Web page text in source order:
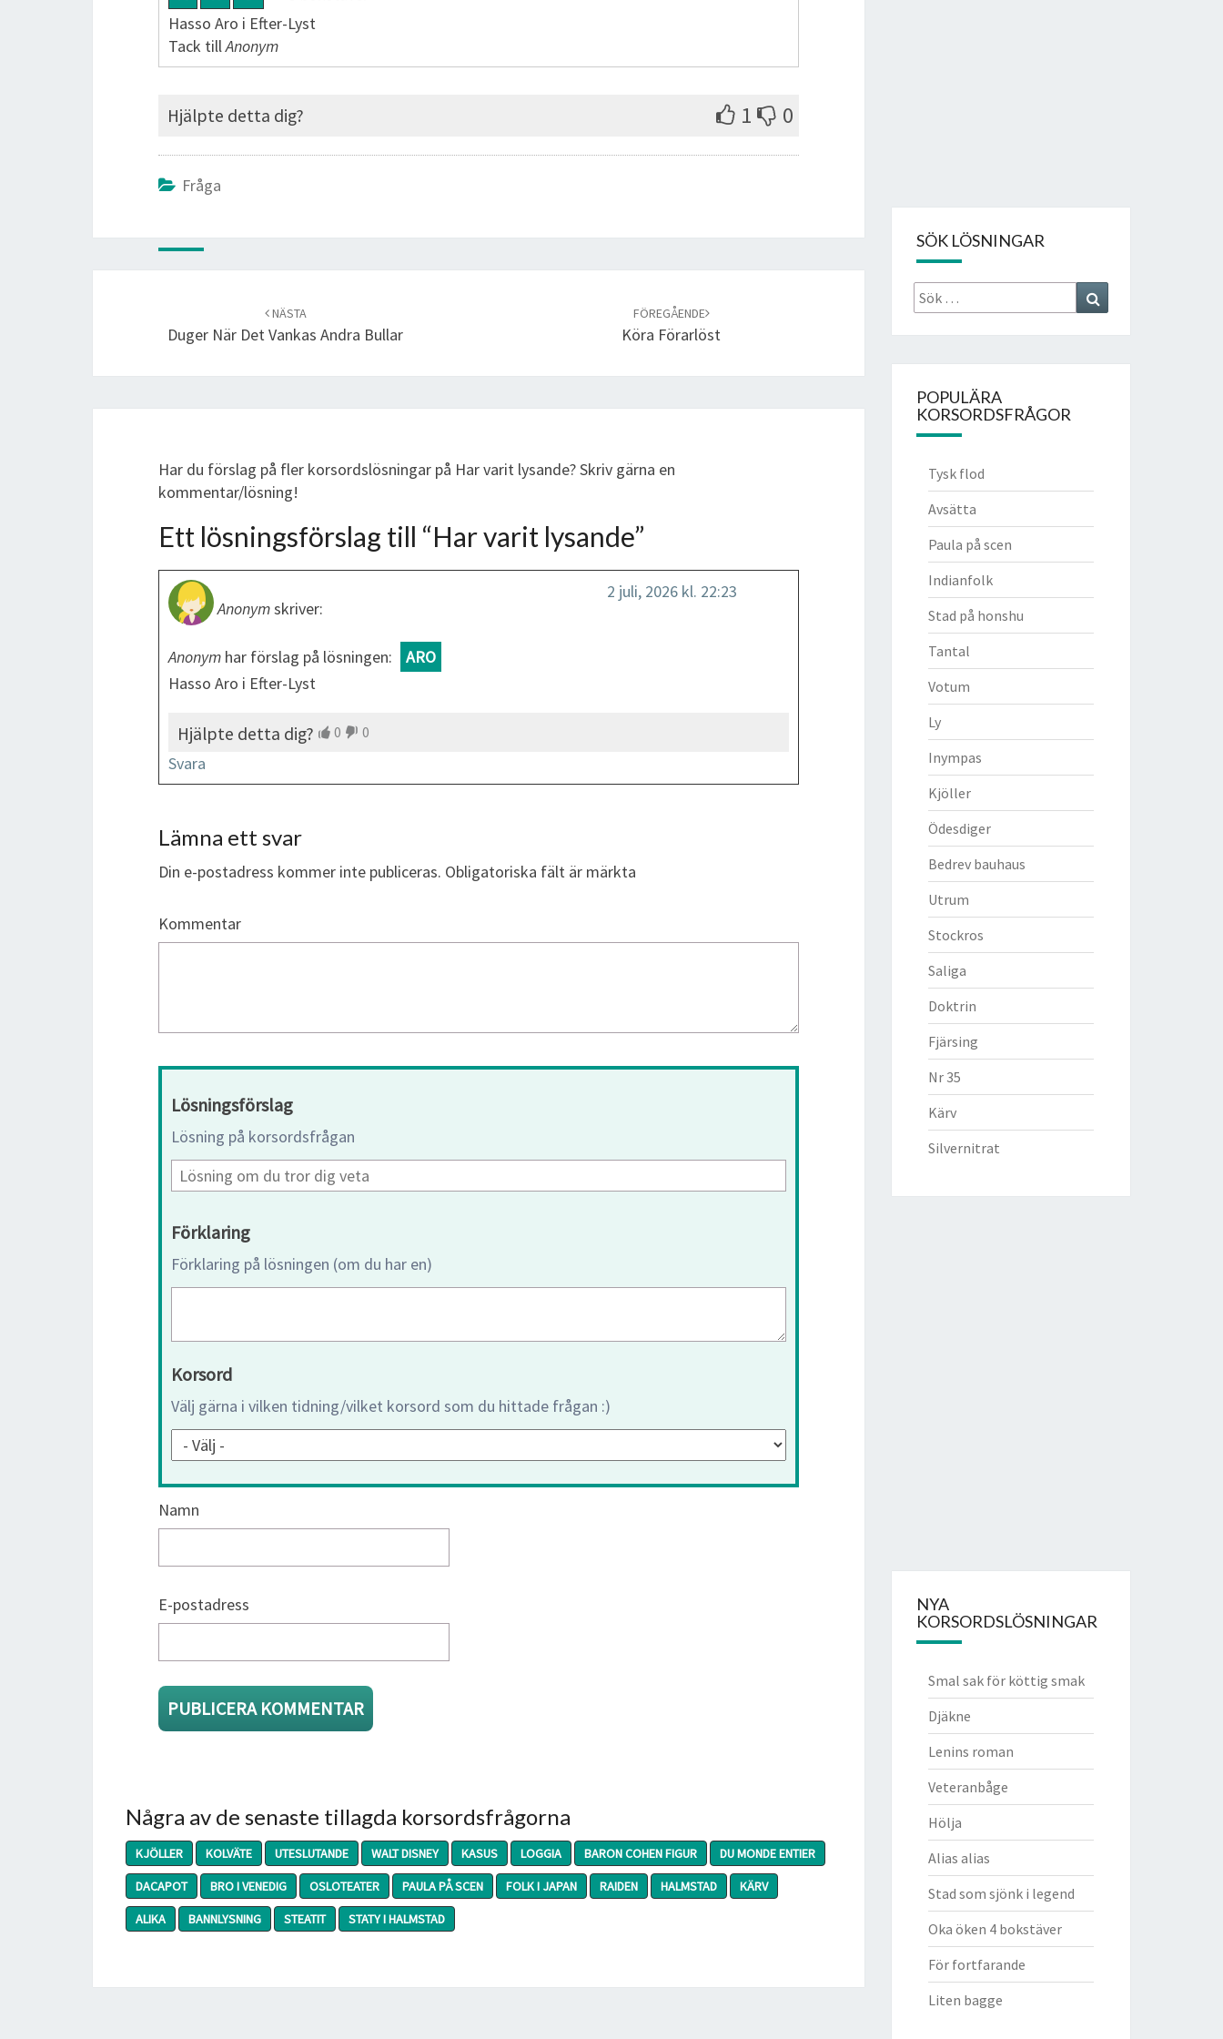
Hasso Aro i Efter-Lyst
Tack tillAnonym
Hjälpte detta dig? 1 0
Fråga
NÄSTA
Duger När Det Vankas Andra Bullar
FÖREGÅENDE
Köra Förarlöst
Har du förslag på fler korsordslösningar på Har varit lysande? Skriv gärna en
kommentar/lösning!
Ett lösningsförslag till “Har varit lysande”
Anonymskriver:
2 juli, 2026 kl. 22:23
Anonym har förslag på lösningen:
ARO
Hasso Aro i Efter-Lyst
Hjälpte detta dig? 0 0
Svara
Lämna ett svar
Din e-postadress kommer inte publiceras. Obligatoriska fält är märkta
Kommentar
Lösningsförslag
Lösning på korsordsfrågan
Förklaring
Förklaring på lösningen (om du har en)
Korsord
Välj gärna i vilken tidning/vilket korsord som du hittade frågan :)
Namn
E-postadress
Några av de senaste tillagda korsordsfrågorna
KJÖLLER KOLVÄTE UTESLUTANDE WALT DISNEY KASUS LOGGIA BARON COHEN FIGUR
DU MONDE ENTIER
DACAPOT
BRO I VENEDIG OSLOTEATER PAULA PÅ SCEN FOLK I JAPAN RAIDEN HALMSTAD
KÄRV
ALIKA
BANNLYSNING STEATIT STATY I HALMSTAD
SÖK LÖSNINGAR
Sök
efter:
POPULÄRA
KORSORDSFRÅGOR
Tysk flod
Avsätta
Paula på scen
Indianfolk
Stad på honshu
Tantal
Votum
Ly
Inympas
Kjöller
Ödesdiger
Bedrev bauhaus
Utrum
Stockros
Saliga
Doktrin
Fjärsing
Nr 35
Kärv
Silvernitrat
NYA
KORSORDSLÖSNINGAR
Smal sak för köttig smak
Djäkne
Lenins roman
Veteranbåge
Hölja
Alias alias
Stad som sjönk i legend
Oka öken 4 bokstäver
För fortfarande
Liten bagge